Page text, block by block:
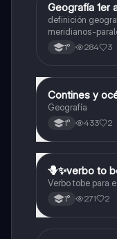
Geografía
Geografía 1er
definición
meridianos-
elementos del
relativa y absoluta
1° 284 3
Geografía
Contines y
Geografía
1° 433 2
Inglés
🪻✨️verbo to
Verbo tobe para
1° 271 2